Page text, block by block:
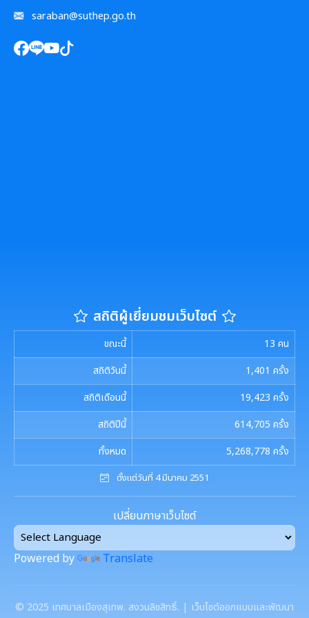
saraban@suthep.go.th
สถิติผู้เยี่ยมชมเว็บไซต์
ขณะนี้ 13 คน
สถิติวันนี้
1,401 ครั้ง
สถิติเดือนนี้
19,423 ครั้ง
สถิติปีนี้
614,705 ครั้ง
ทั้งหมด
5,268,778 ครั้ง
ตั้งแต่วันที่ 4 มีนาคม 2551
เปลี่ยนภาษาเว็บไซต์
Powered by Translate
© 2025 เทศบาลเมืองสุเทพ. สงวนลิขสิทธิ์. | เว็บไซต์ออกแบบและพัฒนา